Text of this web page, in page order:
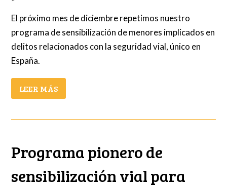
El próximo mes de diciembre repetimos nuestro
programa de sensibilización de menores implicados en
delitos relacionados con la seguridad vial, único en
España.
LEER MÁS
Programa pionero de
sensibilización vial para